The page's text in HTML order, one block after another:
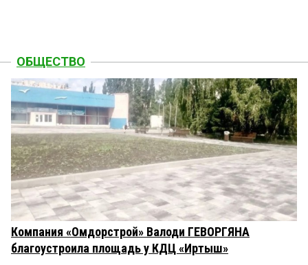
ОБЩЕСТВО
Компания «Омдорстрой» Валоди ГЕВОРГЯНА
благоустроила площадь у КДЦ «Иртыш»